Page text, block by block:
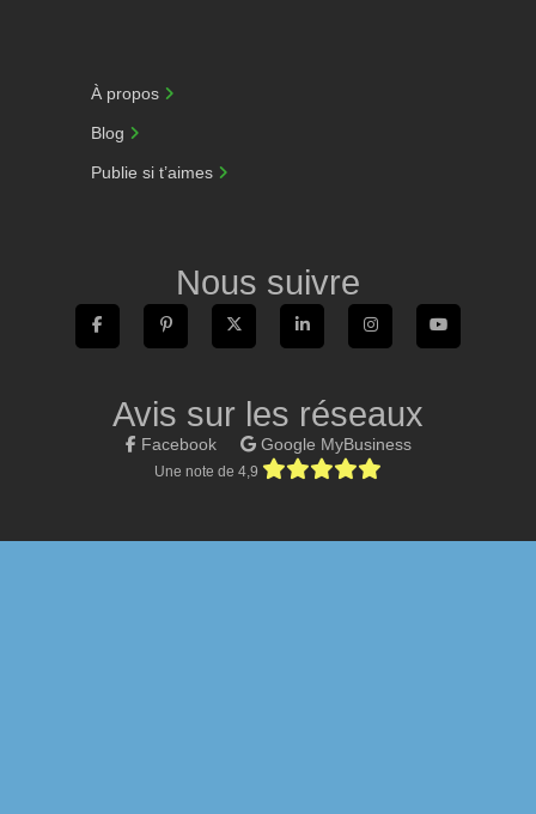
À propos
Blog
Publie si t’aimes
Nous suivre
Avis sur les réseaux
Facebook Google MyBusiness
Une note de 4,9